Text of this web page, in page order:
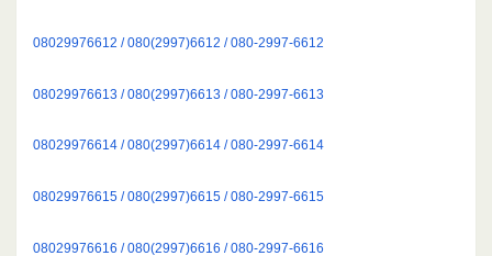
08029976612 / 080(2997)6612 / 080-2997-6612
08029976613 / 080(2997)6613 / 080-2997-6613
08029976614 / 080(2997)6614 / 080-2997-6614
08029976615 / 080(2997)6615 / 080-2997-6615
08029976616 / 080(2997)6616 / 080-2997-6616